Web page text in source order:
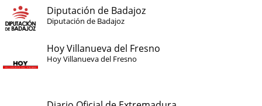
Diputación de Badajoz
Diputación de Badajoz
Hoy Villanueva del Fresno
Hoy Villanueva del Fresno